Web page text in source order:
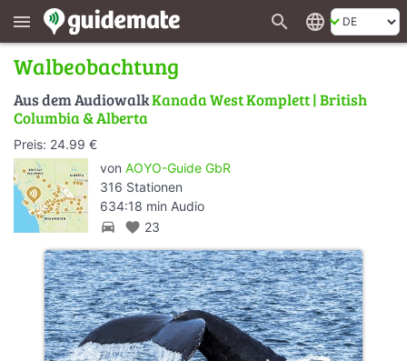
menu search language
Walbeobachtung
Aus dem AudiowalkKanada West Komplett | British
Columbia & Alberta
Preis: 24.99 €
von AOYO-Guide GbR
316 Stationen
634:18 min Audio
directions_car favorite 23